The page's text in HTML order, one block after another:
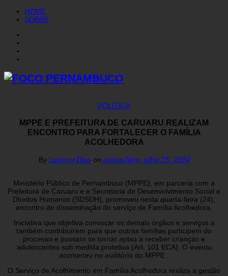
HOME
SOBRE
POLÍTICA
MPPE E PREFEITURA DE CARUARU REALIZAM
ENCONTRO PARA FORTALECER O FAMÍLIA
ACOLHEDORA
By Luzimar Dias on quinta-feira, julho 25, 2024
Ministério Público de Pernambuco (MPPE), em parceria com a
Prefeitura de Caruaru e a Secretaria de Desenvolvimento Social e
Direitos Humanos (SDSDH), promoveu nesta quarta-feira (24),
encontro de disseminação do serviço de Família Acolhedora.
Iniciativa que objetiva convocar os demais órgãos e serviços a
também contribuírem para que outras famílias participem do
processo e possam se tornar aptas a receber crianças e
adolescentes sob medida protetiva (Art. 101 ECA). O evento
aconteceu no auditório do MPPE .
O Serviço de Acolhimento em Família Acolhedora realiza a gestão